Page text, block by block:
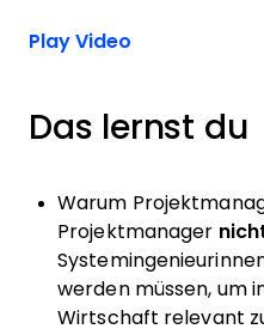
Play Video
Das lernst du
Warum
Projektmanager
werden müssen, um
Wirtschaft relevant